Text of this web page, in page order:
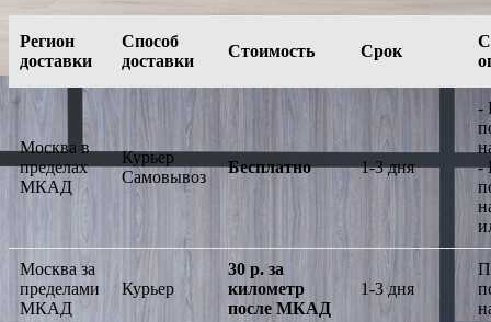
Регион
доставки
Способ
доставки
Стоимость Срок
Москва в
пределах
МКАД
Курьер
Самовывоз
Бесплатно 1-3 дня
-
-
Москва за
пределами
МКАД
Курьер
30 р. за
километр
после МКАД
1-3 дня